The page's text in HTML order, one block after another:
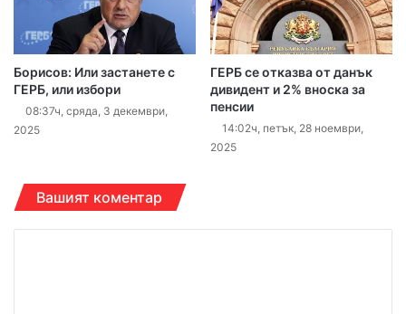
Борисов: Или застанете с
ГЕРБ, или избори
08:37ч, сряда, 3 декември,
2025
ГЕРБ се отказва от данък
дивидент и 2% вноска за
пенсии
14:02ч, петък, 28 ноември,
2025
Вашият коментар